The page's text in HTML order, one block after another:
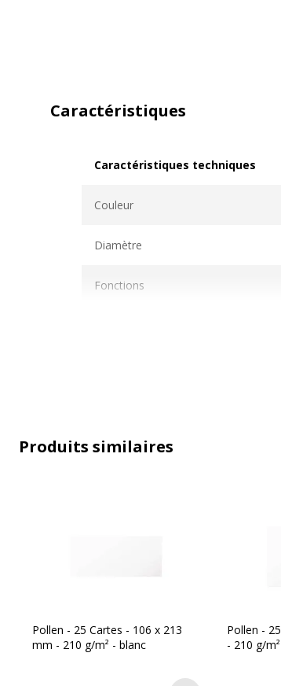
Caractéristiques
Caractéristiques techniques
Couleur
Diamètre
Fonctions
Compatible avec technologie
Données d'identification
Données d'identification
Produits similaires
Pollen - 25 Cartes - 106 x 213
mm - 210 g/m² - blanc
Pollen -
- 210 g/